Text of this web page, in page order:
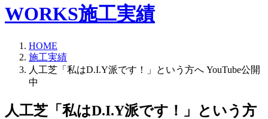
WORKS施工実績
HOME
施工実績
人工芝「私はD.I.Y派です！」という方へ YouTube公開
中
人工芝「私はD.I.Y派です！」という方